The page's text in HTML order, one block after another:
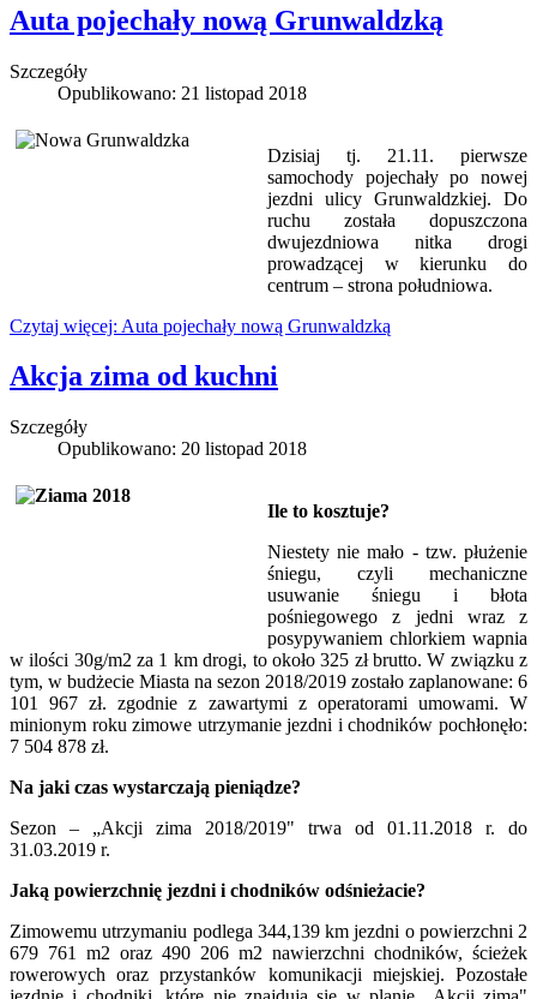
Auta pojechały nową Grunwaldzką
Szczegóły
Opublikowano: 21 listopad 2018
Dzisiaj tj. 21.11. pierwsze
samochody pojechały po nowej
jezdni ulicy Grunwaldzkiej. Do
ruchu została dopuszczona
dwujezdniowa nitka drogi
prowadzącej w kierunku do
centrum – strona południowa.
Czytaj więcej: Auta pojechały nową Grunwaldzką
Akcja zima od kuchni
Szczegóły
Opublikowano: 20 listopad 2018
Ile to kosztuje?
Niestety nie mało - tzw. płużenie
śniegu, czyli mechaniczne
usuwanie śniegu i błota
pośniegowego z jedni wraz z
posypywaniem chlorkiem wapnia
w ilości 30g/m2 za 1 km drogi, to około 325 zł brutto. W związku z
tym, w budżecie Miasta na sezon 2018/2019 zostało zaplanowane: 6
101 967 zł. zgodnie z zawartymi z operatorami umowami. W
minionym roku zimowe utrzymanie jezdni i chodników pochłonęło:
7 504 878 zł.
Na jaki czas wystarczają pieniądze?
Sezon – „Akcji zima 2018/2019" trwa od 01.11.2018 r. do
31.03.2019 r.
Jaką powierzchnię jezdni i chodników odśnieżacie?
Zimowemu utrzymaniu podlega 344,139 km jezdni o powierzchni 2
679 761 m2 oraz 490 206 m2 nawierzchni chodników, ścieżek
rowerowych oraz przystanków komunikacji miejskiej. Pozostałe